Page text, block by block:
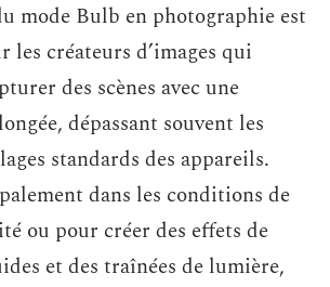
mode Bulb en photographie est
les créateurs d’images qui
des scènes avec une
dépassant souvent les
standards des appareils.
dans les conditions de
ou pour créer des effets de
et des traînées de lumière,